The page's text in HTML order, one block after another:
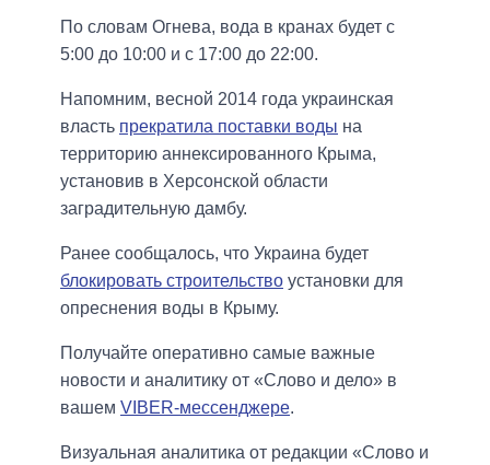
По словам Огнева, вода в кранах будет с
5:00 до 10:00 и с 17:00 до 22:00.
Напомним, весной 2014 года украинская
власть прекратила поставки воды на
территорию аннексированного Крыма,
установив в Херсонской области
заградительную дамбу.
Ранее сообщалось, что Украина будет
блокировать строительство установки для
опреснения воды в Крыму.
Получайте оперативно самые важные
новости и аналитику от «Слово и дело» в
вашем VIBER-мессенджере.
Визуальная аналитика от редакции «Слово и